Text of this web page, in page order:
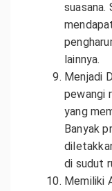
suasana.
lainnya.
Menjadi
pewangi
yang
Banyak
di sudut
Memiliki